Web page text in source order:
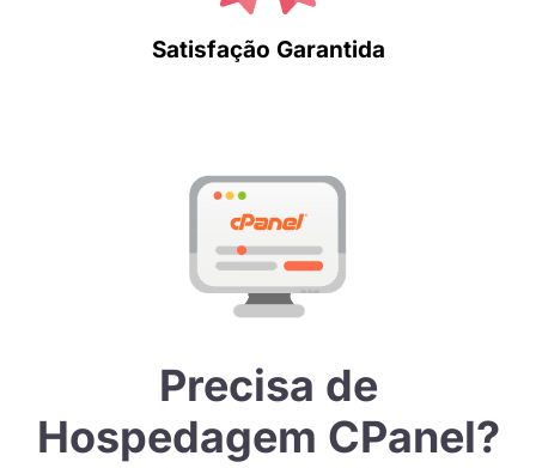
Satisfação Garantida
Precisa de
Hospedagem CPanel?